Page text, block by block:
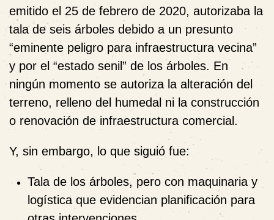
emitido el 25 de febrero de 2020, autorizaba la
tala de seis árboles debido a un presunto
“eminente peligro para infraestructura vecina”
y por el “estado senil” de los árboles. En
ningún momento se autoriza la alteración del
terreno, relleno del humedal ni la construcción
o renovación de infraestructura comercial.
Y, sin embargo, lo que siguió fue:
Tala de los árboles, pero con maquinaria y
logística que evidencian planificación para